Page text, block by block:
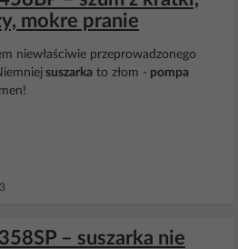
mokre pranie
niewłaściwie przeprowadzonego
suszarka to złom - pompa
– suszarka nie